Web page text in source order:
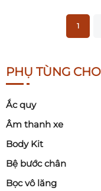
1
PHỤ TÙNG
Ắc quy
Âm thanh xe
Body Kit
Bệ bước chân
Bọc vô lăng